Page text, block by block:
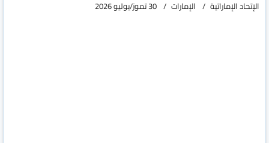
الإتحاد الإماراتية الإمارات 30 تموز/يوليو 2026